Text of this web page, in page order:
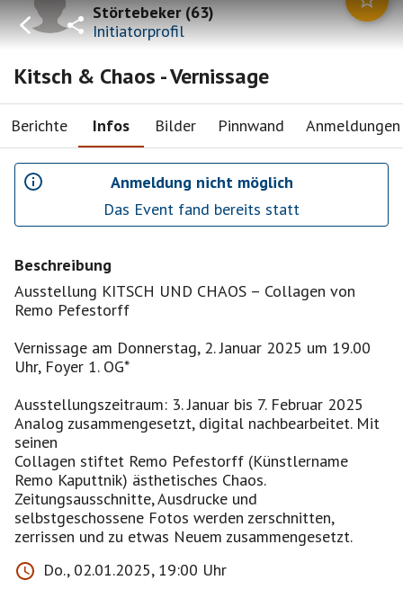
Störtebeker(63)
Initiatorprofil
Kitsch & Chaos - Vernissage
Berichte Infos Bilder Pinnwand Anmeldungen
Anmeldung nicht möglich
Das Event fand bereits statt
Beschreibung
Ausstellung KITSCH UND CHAOS – Collagen von
Remo Pefestorff
Vernissage am Donnerstag, 2. Januar 2025 um 19.00
Uhr, Foyer 1. OG*
Ausstellungszeitraum: 3. Januar bis 7. Februar 2025
Analog zusammengesetzt, digital nachbearbeitet. Mit
seinen
Collagen stiftet Remo Pefestorff (Künstlername
Remo Kaputtnik) ästhetisches Chaos.
Zeitungsausschnitte, Ausdrucke und
selbstgeschossene Fotos werden zerschnitten,
zerrissen und zu etwas Neuem zusammengesetzt.
Do., 02.01.2025, 19:00 Uhr